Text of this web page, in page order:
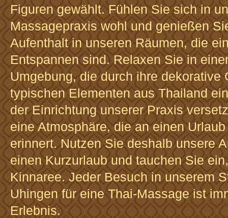
Figuren gewählt. Fühlen Sie sich in
Massagepraxis wohl und genießen
Aufenthalt in unseren Räumen, die
Entspannen sind. Relaxen Sie in
Umgebung, die durch ihre dekorative
typischen Elementen aus Thailand
der Einrichtung unserer Praxis
eine Atmosphäre, die an einen
erinnert. Nutzen Sie deshalb unsere
einen Kurzurlaub und tauchen Sie
Kinnaree. Jeder Besuch in unserem
Uhingen für eine Thai-Massage ist
Erlebnis.